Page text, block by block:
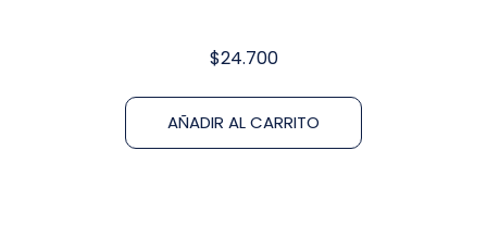
$24.700
AÑADIR AL CARRITO